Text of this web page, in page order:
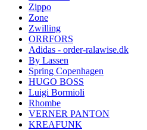
Zippo
Zone
Zwilling
ORRFORS
Adidas - order-ralawise.dk
By Lassen
Spring Copenhagen
HUGO BOSS
Luigi Bormioli
Rhombe
VERNER PANTON
KREAFUNK